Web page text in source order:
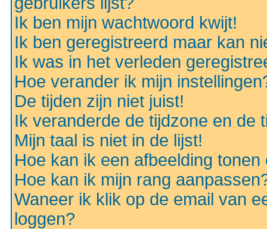
Ik ben mijn wachtwoord kwijt!
Ik ben geregistreerd maar kan
Ik was in het verleden
Hoe verander ik mijn
De tijden zijn niet juist!
Ik veranderde de tijdzone en de
Mijn taal is niet in de lijst!
Hoe kan ik een afbeelding
Hoe kan ik mijn rang
Waneer ik klik op de email van
loggen?